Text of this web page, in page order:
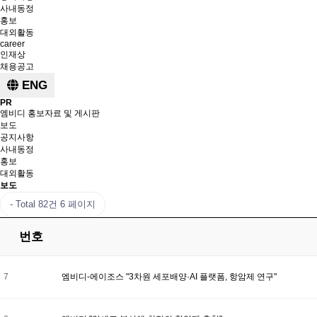
사내동정
홍보
대외활동
career
인재상
채용공고
ENG
PR
엠비디 홍보자료 및 게시판
보도
공지사항
사내동정
홍보
대외활동
보도
Total 82건 6 페이지
번호
7 엠비디-에이조스 "3차원 세포배양·AI 플랫폼, 항암제 연구"